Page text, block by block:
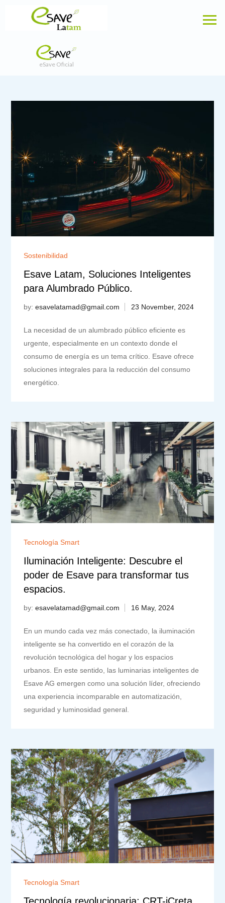
eSave Oficial
Sostenibilidad
Esave Latam, Soluciones Inteligentes
para Alumbrado Público.
by:esavelatamad@gmail.com
La necesidad de un alumbrado público eficiente es
urgente, especialmente en un contexto donde el
consumo de energía es un tema crítico. Esave ofrece
soluciones integrales para la reducción del consumo
energético.
Tecnología Smart
Iluminación Inteligente: Descubre el
poder de Esave para transformar tus
espacios.
by:esavelatamad@gmail.com
En un mundo cada vez más conectado, la iluminación
inteligente se ha convertido en el corazón de la
revolución tecnológica del hogar y los espacios
urbanos. En este sentido, las luminarias inteligentes de
Esave AG emergen como una solución líder, ofreciendo
una experiencia incomparable en automatización,
seguridad y luminosidad general.
Tecnología Smart